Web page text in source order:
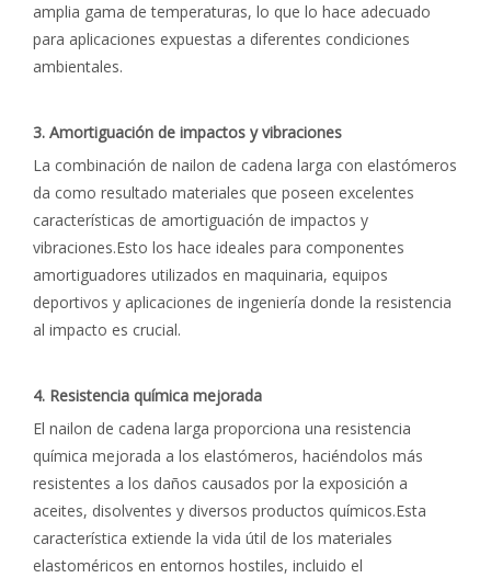
amplia gama de temperaturas, lo que lo hace adecuado
para aplicaciones expuestas a diferentes condiciones
ambientales.
3. Amortiguación de impactos y vibraciones
La combinación de nailon de cadena larga con elastómeros
da como resultado materiales que poseen excelentes
características de amortiguación de impactos y
vibraciones.Esto los hace ideales para componentes
amortiguadores utilizados en maquinaria, equipos
deportivos y aplicaciones de ingeniería donde la resistencia
al impacto es crucial.
4. Resistencia química mejorada
El nailon de cadena larga proporciona una resistencia
química mejorada a los elastómeros, haciéndolos más
resistentes a los daños causados ​​por la exposición a
aceites, disolventes y diversos productos químicos.Esta
característica extiende la vida útil de los materiales
elastoméricos en entornos hostiles, incluido el